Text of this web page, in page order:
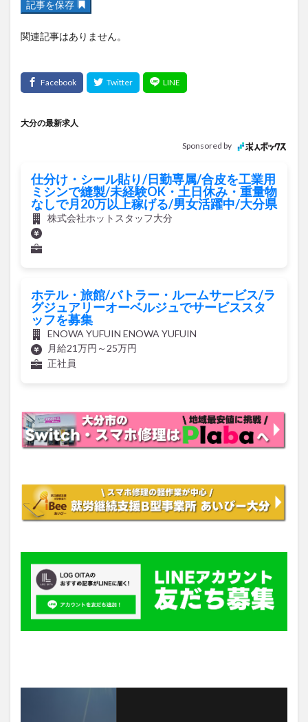
記事を保存
関連記事はありません。
大分の最新求人
Sponsored by
仕分け・シール貼り/日勤専属/合皮を工業用
ミシンで縫製/未経験OK・土日休み・重量物
なしで月20万以上稼げる/男女活躍中/大分県
株式会社ホットスタッフ大分
ホテル・旅館/バトラー・ルームサービス/ラ
グジュアリーオーベルジュでサービススタ
ッフを募集
ENOWA YUFUIN ENOWA YUFUIN
月給21万円～25万円
正社員